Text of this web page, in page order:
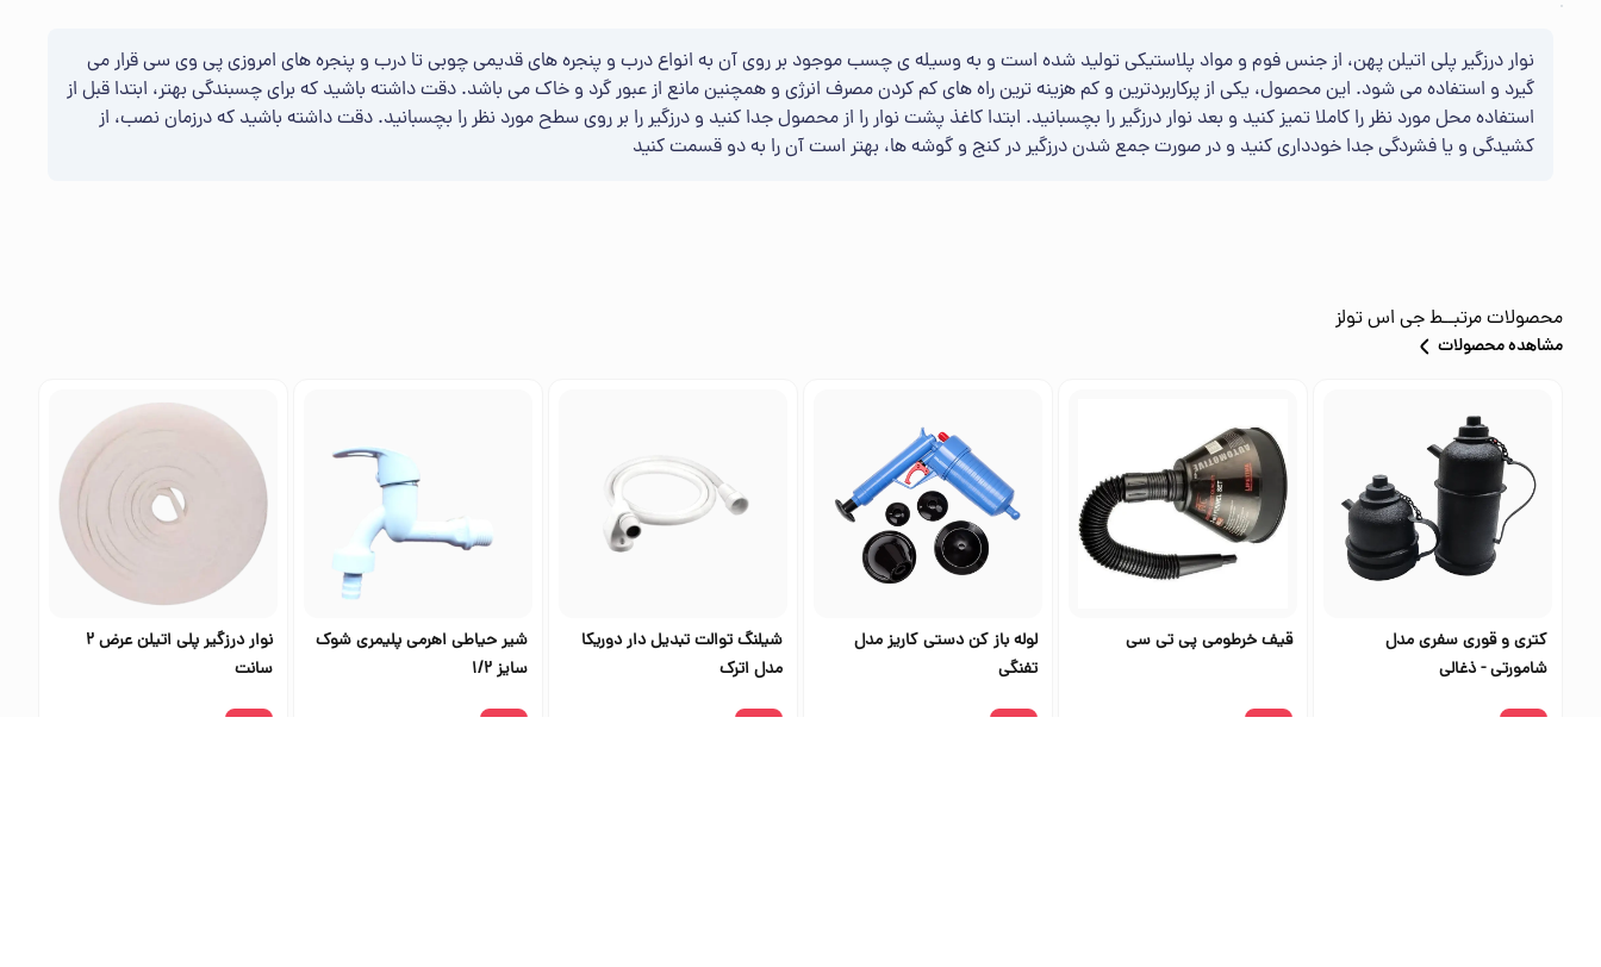
نوار درزگیر پلی اتیلن پهن، از جنس فوم و مواد پلاستیکی تولید شده است و به وسیله ی چسب موجود بر روی آن به انواع درب و پنجره های قدیمی چوبی تا درب و پنجره های امروزی پی وی سی قرار می
گیرد و استفاده می شود. این محصول، یکی از پرکاربردترین و کم هزینه ترین راه های کم کردن مصرف انرژی و همچنین مانع از عبور گرد و خاک می باشد. دقت داشته باشید که برای چسبندگی بهتر، ابتدا قبل از
استفاده محل مورد نظر را کاملا تمیز کنید و بعد نوار درزگیر را بچسبانید. ابتدا کاغذ پشت نوار را از محصول جدا کنید و درزگیر را بر روی سطح مورد نظر را بچسبانید. دقت داشته باشید که درزمان نصب، از
کشیدگی و یا فشردگی جدا خودداری کنید و در صورت جمع شدن درزگیر در کنج و گوشه ها، بهتر است آن را به دو قسمت کنید
محصولات مرتبــطجی اس تولز
مشاهده محصولات
کتری و قوری سفری مدل
شامورتی - ذغالی
قیف خرطومی پی تی سی
لوله باز کن دستی کاریز مدل
تفنگی
شیلنگ توالت تبدیل دار دوریکا
مدل اترک
شیر حیاطی اهرمی پلیمری شوک
سایز 1/2
نوار درزگیر پلی اتیلن عرض 2
سانت